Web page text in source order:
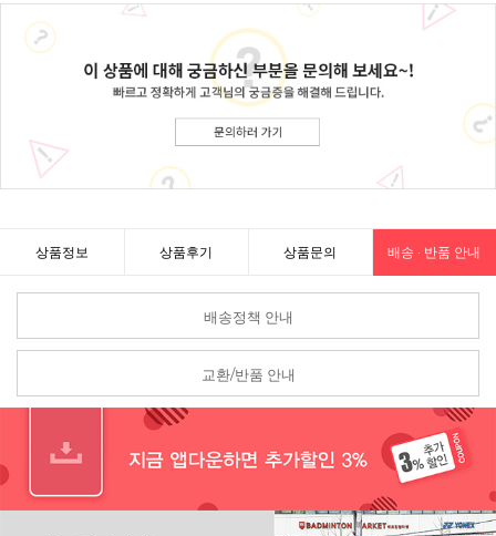
상품정보 상품후기 상품문의 배송 · 반품 안내
배송정책 안내
교환/반품 안내